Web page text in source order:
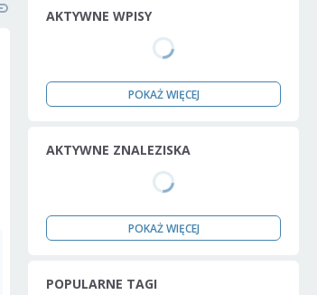
AKTYWNE WPISY
POKAŻ WIĘCEJ
AKTYWNE ZNALEZISKA
POKAŻ WIĘCEJ
POPULARNE TAGI